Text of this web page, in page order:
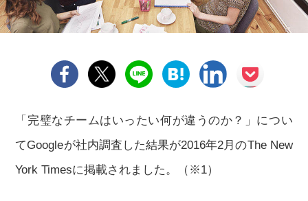
「完璧なチームはいったい何が違うのか？」につい
てGoogleが社内調査した結果が2016年2月のThe New
York Timesに掲載されました。（※1）